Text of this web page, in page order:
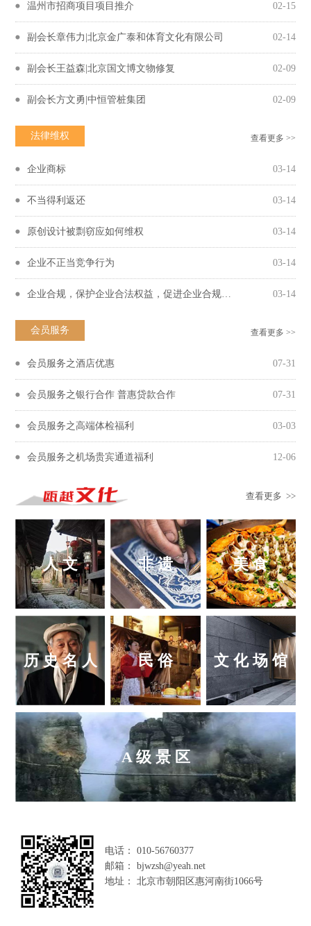
温州市招商项目项目推介 02-15
副会长章伟力|北京金广泰和体育文化有限公司 02-14
副会长王益森|北京国文博文物修复 02-09
副会长方文勇|中恒管桩集团 02-09
法律维权 查看更多 >>
企业商标 03-14
不当得利返还 03-14
原创设计被剽窃应如何维权 03-14
企业不正当竞争行为 03-14
企业合规，保护企业合法权益，促进企业合规守法经营 03-14
会员服务 查看更多 >>
会员服务之酒店优惠 07-31
会员服务之银行合作 普惠贷款合作 07-31
会员服务之高端体检福利 03-03
会员服务之机场贵宾通道福利 12-06
查看更多 >>
人 文 非 遗 美 食
历 史 名 人 民 俗 文 化 场 馆
A 级 景 区
电话： 010-56760377
邮箱： bjwzsh@yeah.net
地址： 北京市朝阳区惠河南街1066号